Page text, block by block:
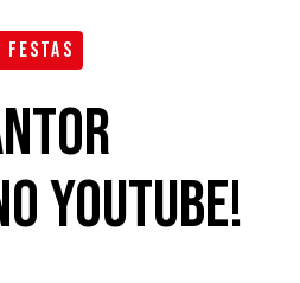
FESTAS
Youtube!